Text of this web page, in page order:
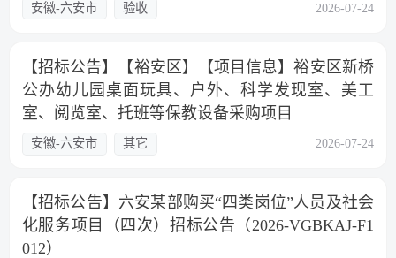
安徽-六安市 验收 2026-07-24
【招标公告】【裕安区】【项目信息】裕安区新桥
公办幼儿园桌面玩具、户外、科学发现室、美工
室、阅览室、托班等保教设备采购项目
安徽-六安市 其它 2026-07-24
【招标公告】六安某部购买“四类岗位”人员及社会
化服务项目（四次）招标公告（2026-VGBKAJ-F1
012）